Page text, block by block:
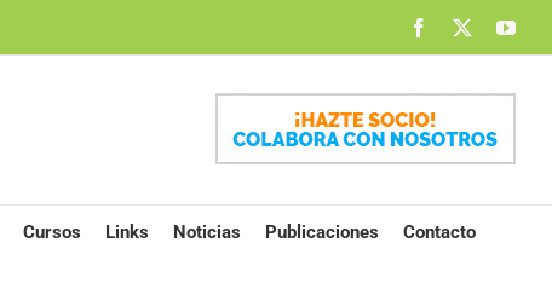
Facebook
Cursos Links Noticias Publicaciones Contacto